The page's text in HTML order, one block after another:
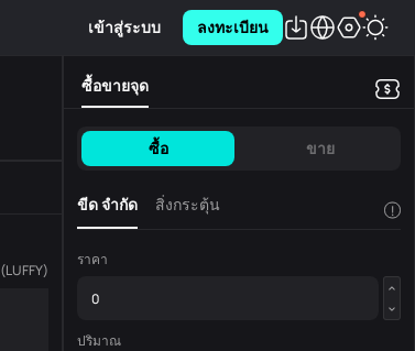
เข้าสู่ระบบ ลงทะเบียน
(LUFFY)
ซื้อขายจุด
ซื้อ ขาย
ขีด จำกัด สิ่งกระตุ้น !
ราคา
ปริมาณ